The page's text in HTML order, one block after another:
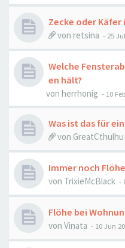
Zecke oder Käfer
von retsina - 25
Welche
en hält?
von herrhonig - 10
Was ist das für
von GreatCthulhu
Immer noch
von TrixieMcBlack -
Flöhe bei
von Vinata - 10 Jun